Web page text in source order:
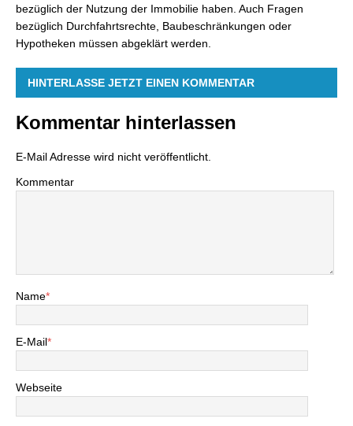
bezüglich der Nutzung der Immobilie haben. Auch Fragen
bezüglich Durchfahrtsrechte, Baubeschränkungen oder
Hypotheken müssen abgeklärt werden.
HINTERLASSE JETZT EINEN KOMMENTAR
Kommentar hinterlassen
E-Mail Adresse wird nicht veröffentlicht.
Kommentar
Name*
E-Mail*
Webseite